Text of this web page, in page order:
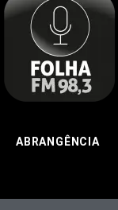
ABRANGÊNCIA